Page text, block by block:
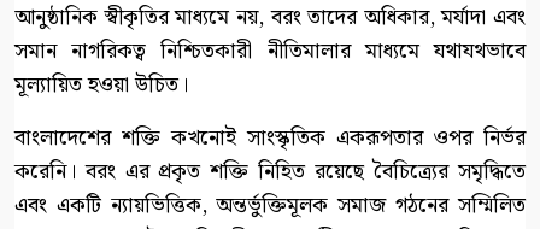
আনুষ্ঠানিক স্বীকৃতির মাধ্যমে নয়, বরং তাদের অধিকার, মর্যাদা এবং
সমান নাগরিকত্ব নিশ্চিতকারী নীতিমালার মাধ্যমে যথাযথভাবে
মূল্যায়িত হওয়া উচিত।
বাংলাদেশের শক্তি কখনোই সাংস্কৃতিক একরূপতার ওপর নির্ভর
করেনি। বরং এর প্রকৃত শক্তি নিহিত রয়েছে বৈচিত্র্যের সমৃদ্ধিতে
এবং একটি ন্যায়ভিত্তিক, অন্তর্ভুক্তিমূলক সমাজ গঠনের সম্মিলিত